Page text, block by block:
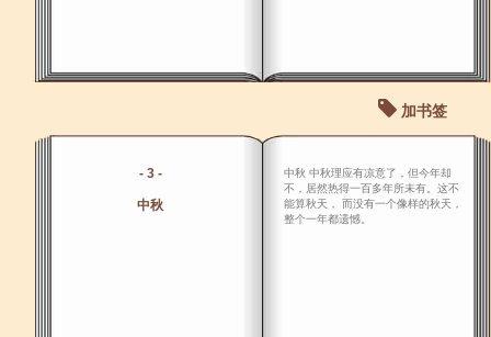
加书签
- 3 -
中秋
中秋 中秋理应有凉意了，但今年却
不，居然热得一百多年所未有。这不
能算秋天， 而没有一个像样的秋天，
整个一年都遗憾。